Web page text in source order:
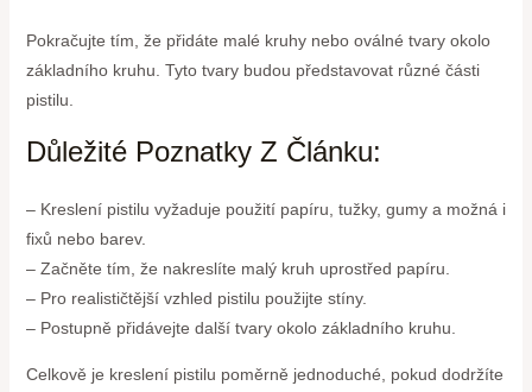
Pokračujte tím, že přidáte malé kruhy nebo oválné tvary okolo
základního kruhu. Tyto tvary budou představovat různé části
pistilu.
Důležité Poznatky Z Článku:
– Kreslení pistilu vyžaduje použití papíru, tužky, gumy a možná i
fixů nebo barev.
– Začněte tím, že nakreslíte malý kruh uprostřed papíru.
– Pro realističtější vzhled pistilu použijte stíny.
– Postupně přidávejte další tvary okolo základního kruhu.
Celkově je kreslení pistilu poměrně jednoduché, pokud dodržíte